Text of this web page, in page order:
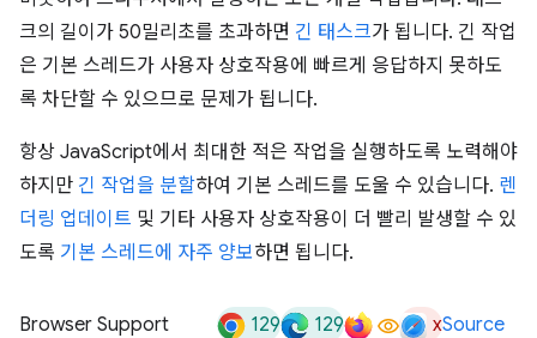
크의 길이가 50밀리초를 초과하면 긴 태스크가 됩니다. 긴 작업
은 기본 스레드가 사용자 상호작용에 빠르게 응답하지 못하도
록 차단할 수 있으므로 문제가 됩니다.
항상 JavaScript에서 최대한 적은 작업을 실행하도록 노력해야
하지만 긴 작업을 분할하여 기본 스레드를 도울 수 있습니다. 렌
더링 업데이트 및 기타 사용자 상호작용이 더 빨리 발생할 수 있
도록 기본 스레드에 자주 양보하면 됩니다.
Browser Support 129 129 xSource